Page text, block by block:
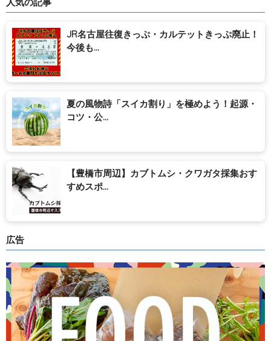
JR名古屋往復きっぷ・カルテットきっぷ廃止！
今後も...
夏の風物詩「スイカ割り」を極めよう！起源・
コツ・公...
【豊橋市周辺】カブトムシ・クワガタ採集おす
すめスポ...
広告